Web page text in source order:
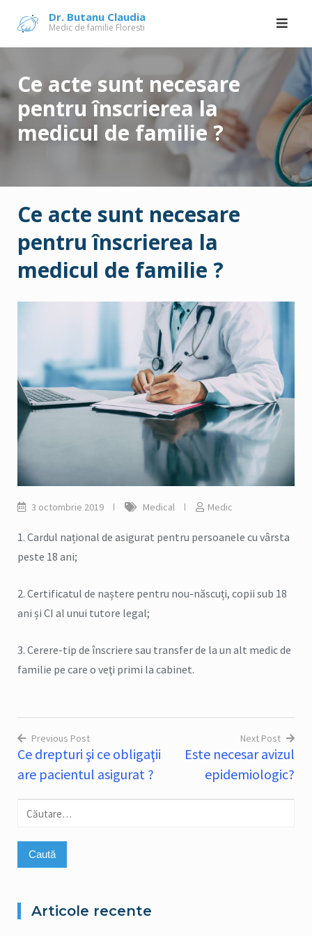
content
Dr. Butanu Claudia
Medic de familie Floresti
Ce acte sunt necesare
pentru înscrierea la
medicul de familie ?
Ce acte sunt necesare
pentru înscrierea la
medicul de familie ?
3 octombrie 2019 Medical Medic
1. Cardul național de asigurat pentru persoanele cu vârsta
peste 18 ani;
2. Certificatul de naștere pentru nou-născuți, copii sub 18
ani și CI al unui tutore legal;
3. Cerere-tip de înscriere sau transfer de la un alt medic de
familie pe care o veţi primi la cabinet.
Navigare
articole
Previous Post
Ce drepturi şi ce obligaţii
are pacientul asigurat ?
Next Post
Este necesar avizul
epidemiologic?
Caută
Articole recente